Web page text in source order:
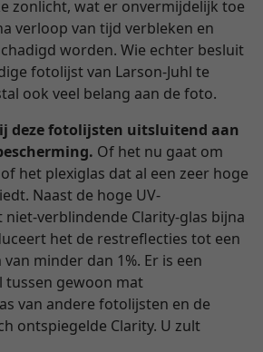
zonlicht, wat er onvermijdelijk toe
verloop van tijd verbleken en
worden. Wie echter besluit
fotolijst van Larson-Juhl te
ook veel belang aan de foto.
deze fotolijsten uitsluitend aan
Of het nu gaat om
het plexiglas dat al een zeer hoge
Naast de hoge UV-
verblindende Clarity-glas bijna
het de restreflecties tot een
minder dan 1%. Er is een
tussen gewoon mat
van andere fotolijsten en de
ontspiegelde Clarity. U zult